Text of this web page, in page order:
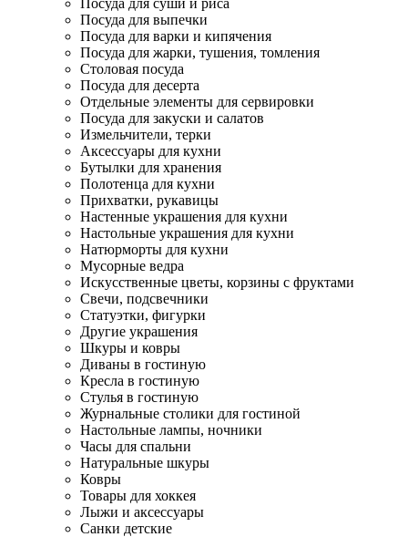
Посуда для суши и риса
Посуда для выпечки
Посуда для варки и кипячения
Посуда для жарки, тушения, томления
Столовая посуда
Посуда для десерта
Отдельные элементы для сервировки
Посуда для закуски и салатов
Измельчители, терки
Аксессуары для кухни
Бутылки для хранения
Полотенца для кухни
Прихватки, рукавицы
Настенные украшения для кухни
Настольные украшения для кухни
Натюрморты для кухни
Мусорные ведра
Искусственные цветы, корзины с фруктами
Свечи, подсвечники
Статуэтки, фигурки
Другие украшения
Шкуры и ковры
Диваны в гостиную
Кресла в гостиную
Стулья в гостиную
Журнальные столики для гостиной
Настольные лампы, ночники
Часы для спальни
Натуральные шкуры
Ковры
Товары для хоккея
Лыжи и аксессуары
Санки детские